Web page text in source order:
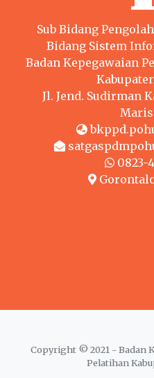
Sub Bidang
Bidang Sistem
Badan Kepegawaian
Jl. Jend. Sudirman
0823-
Copyright © 2021 - Badan
Pelatihan